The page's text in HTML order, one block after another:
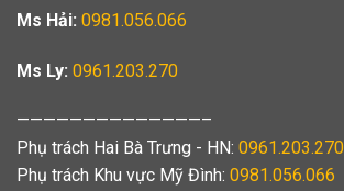
Ms Hải: 0981.056.066
Ms Ly: 0961.203.270
——————————————–
Phụ trách Hai Bà Trưng - HN: 0961.203.270
Phụ trách Khu vực Mỹ Đình: 0981.056.066